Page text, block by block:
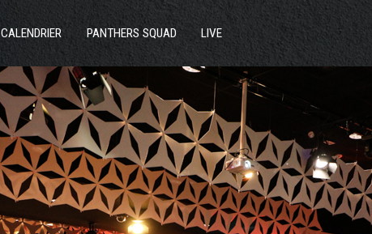
CALENDRIER PANTHERS SQUAD LIVE
ACTUS
SECTIONS
CLUB
COMMUNAUTÉ
PARTENAIRES
CONTACT